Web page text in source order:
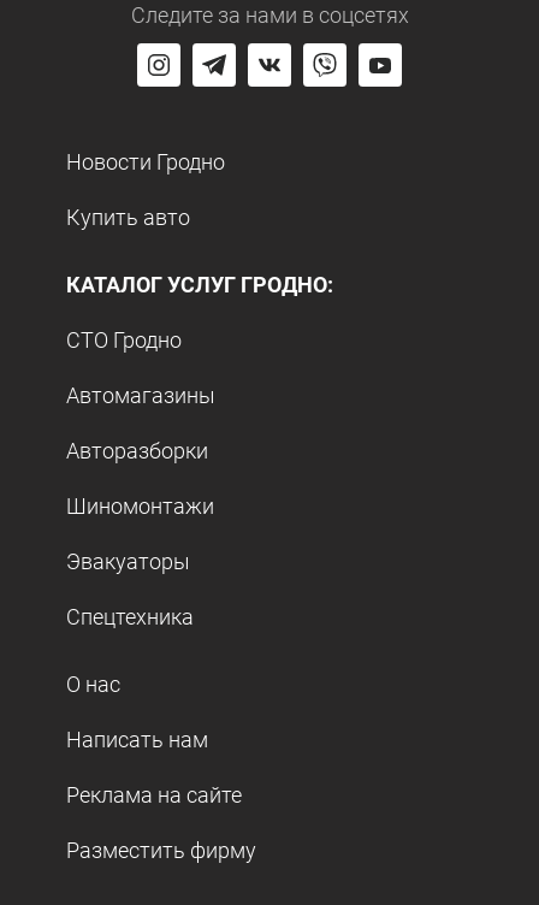
Следите за нами в соцсетях
Новости Гродно
Купить авто
КАТАЛОГ УСЛУГ ГРОДНО:
СТО Гродно
Автомагазины
Авторазборки
Шиномонтажи
Эвакуаторы
Спецтехника
О нас
Написать нам
Реклама на сайте
Разместить фирму